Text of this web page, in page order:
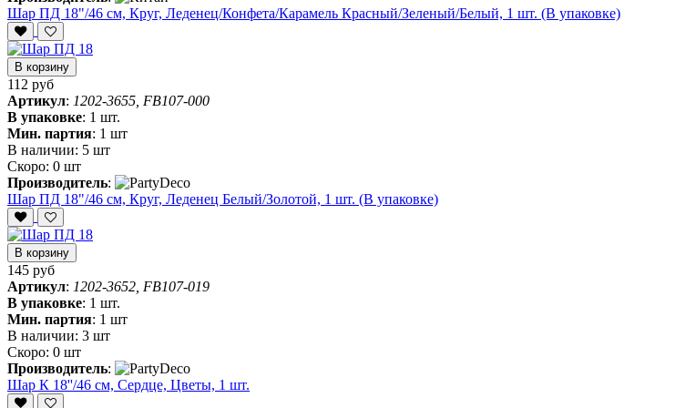
Шар ПД 18"/46 см, Круг, Леденец/Конфета/Карамель Красный/Зеленый/Белый, 1 шт. (В упаковке)
В корзину
112 руб
Артикул: 1202-3655, FB107-000
В упаковке: 1 шт.
Мин. партия: 1 шт
В наличии: 5 шт
Скоро: 0 шт
Производитель:
Шар ПД 18"/46 см, Круг, Леденец Белый/Золотой, 1 шт. (В упаковке)
В корзину
145 руб
Артикул: 1202-3652, FB107-019
В упаковке: 1 шт.
Мин. партия: 1 шт
В наличии: 3 шт
Скоро: 0 шт
Производитель:
Шар К 18''/46 см, Сердце, Цветы, 1 шт.